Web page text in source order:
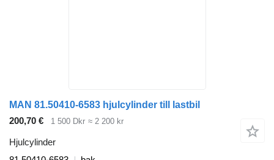
MAN 81.50410-6583 hjulcylinder till lastbil
200,70 €
1 500 Dkr ≈ 2 200 kr
Hjulcylinder